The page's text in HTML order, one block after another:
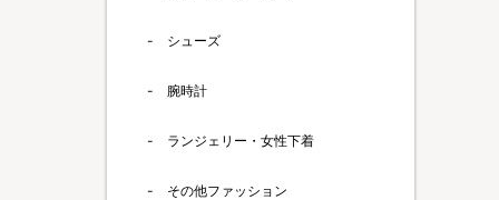
シューズ
腕時計
ランジェリー・女性下着
その他ファッション